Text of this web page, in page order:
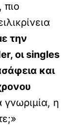
πιο
την
οι singles
και
γνωριμία, η